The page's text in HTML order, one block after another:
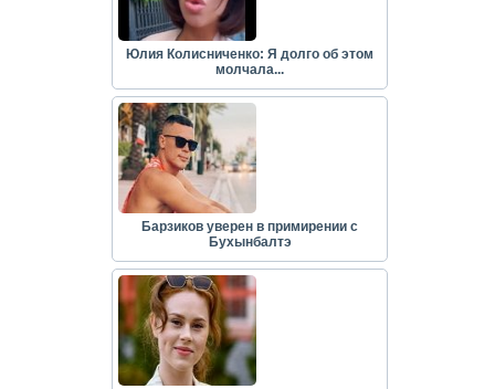
Юлия Колисниченко: Я долго об этом
молчала...
Барзиков уверен в примирении с
Бухынбалтэ